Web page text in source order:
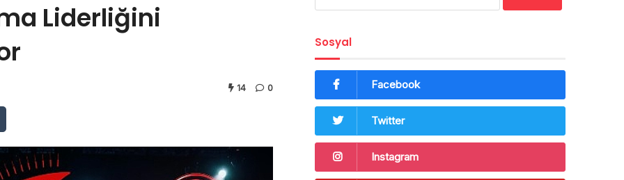
Liderliğini
14 0
Sosyal
Facebook
Twitter
Instagram